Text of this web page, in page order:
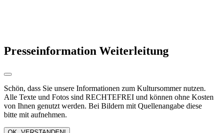
Presseinformation Weiterleitung
Schön, dass Sie unsere Informationen zum Kultursommer nutzen.
Alle Texte und Fotos sind RECHTEFREI und können ohne Kosten
von Ihnen genutzt werden. Bei Bildern mit Quellenangabe diese
bitte mit aufnehmen.